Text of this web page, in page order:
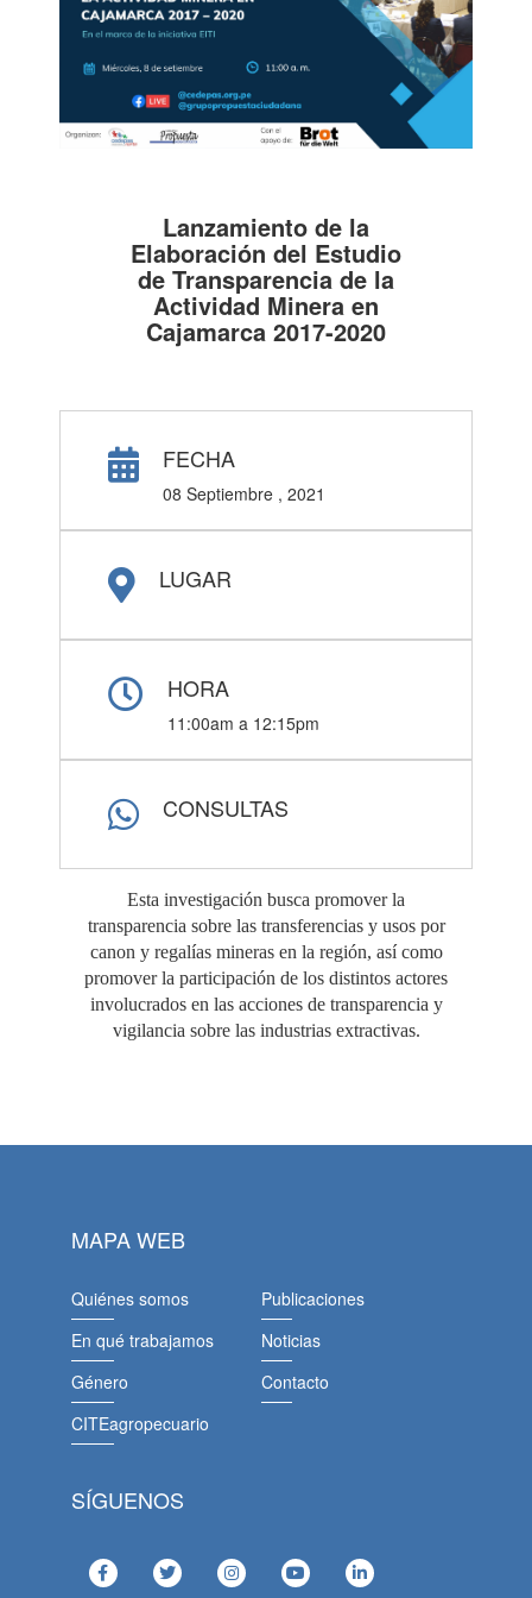
Lanzamiento de la
Elaboración del Estudio
de Transparencia de la
Actividad Minera en
Cajamarca 2017-2020
FECHA
08 Septiembre , 2021
LUGAR
HORA
11:00am a 12:15pm
CONSULTAS
Esta investigación busca promover la
transparencia sobre las transferencias y usos por
canon y regalías mineras en la región, así como
promover la participación de los distintos actores
involucrados en las acciones de transparencia y
vigilancia sobre las industrias extractivas.
MAPA WEB
Quiénes somos
En qué trabajamos
Género
CITEagropecuario
Publicaciones
Noticias
Contacto
SÍGUENOS